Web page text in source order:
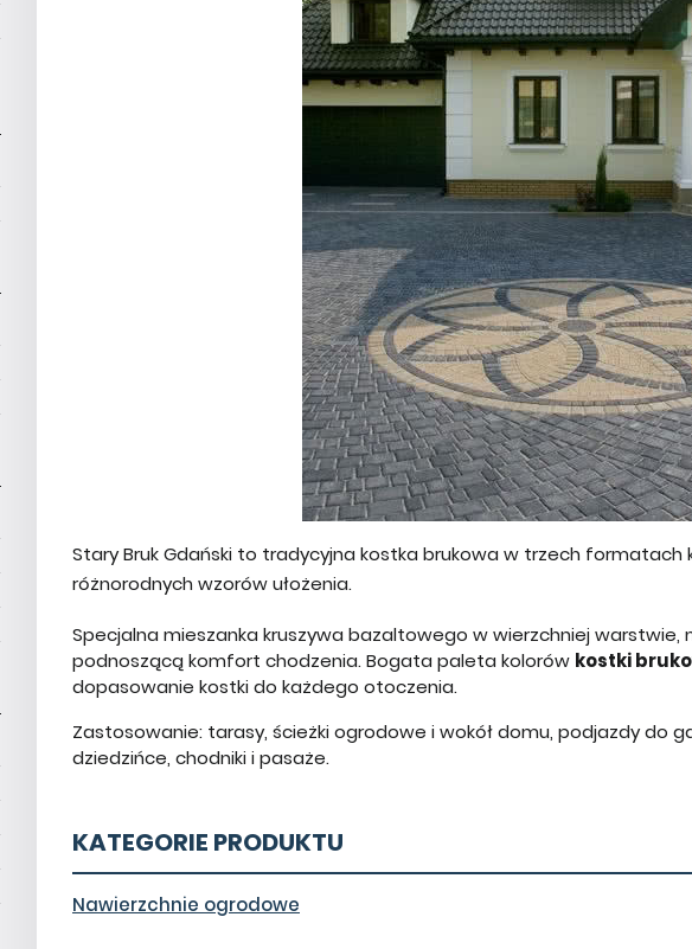
Stary Bruk Gdański to tradycyjna kostka brukowa w trzech
różnorodnych wzorów ułożenia.
Specjalna mieszanka kruszywa bazaltowego w wierzchniej
podnoszącą komfort chodzenia. Bogata paleta kolorów kostki
dopasowanie kostki do każdego otoczenia.
Zastosowanie: tarasy, ścieżki ogrodowe i wokół domu, podjazdy do
dziedzińce, chodniki i pasaże.
KATEGORIE PRODUKTU
Nawierzchnie ogrodowe